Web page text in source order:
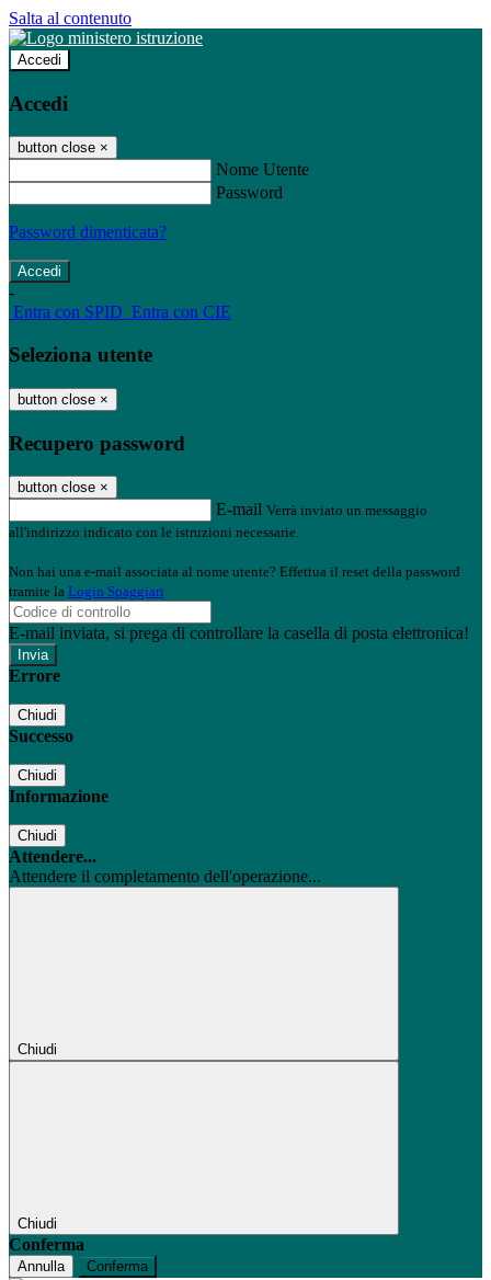
Salta al contenuto
Accedi
Accedi
button close ×
Nome Utente
Password
Password dimenticata?
-
Entra con SPID Entra con CIE
Seleziona utente
button close ×
Recupero password
button close ×
E-mail Verrà inviato un messaggio
all'indirizzo indicato con le istruzioni necessarie.
Non hai una e-mail associata al nome utente? Effettua il reset della password
tramite la Login Spaggiari
E-mail inviata, si prega di controllare la casella di posta elettronica!
Errore
Chiudi
Successo
Chiudi
Informazione
Chiudi
Attendere...
Attendere il completamento dell'operazione...
Chiudi
Chiudi
Conferma
Annulla Conferma